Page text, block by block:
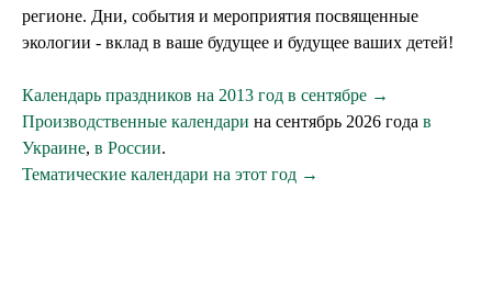
регионе. Дни, события и мероприятия посвященные
экологии - вклад в ваше будущее и будущее ваших детей!
Календарь праздников на 2013 год в сентябре →
Производственные календари на сентябрь 2026 года в
Украине, в России.
Тематические календари на этот год →